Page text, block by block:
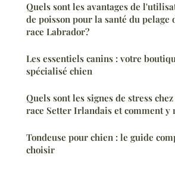
Quels sont les avantages de
de poisson pour la santé du pelage
race Labrador?
Les essentiels canins : votre
spécialisé chien
Quels sont les signes de stress
race Setter Irlandais et comment y
Tondeuse pour chien : le guide
choisir